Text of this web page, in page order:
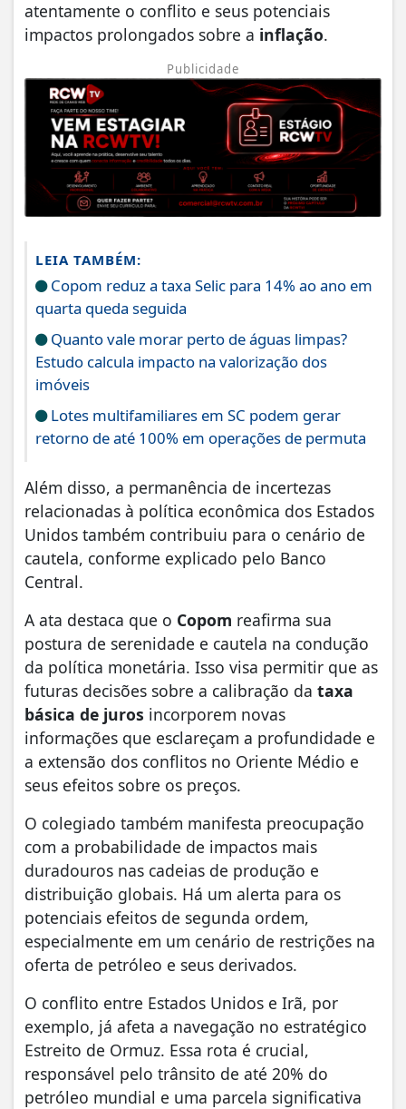
atentamente o conflito e seus potenciais
impactos prolongados sobre a inflação.
Publicidade
LEIA TAMBÉM:
Copom reduz a taxa Selic para 14% ao ano em
quarta queda seguida
Quanto vale morar perto de águas limpas?
Estudo calcula impacto na valorização dos
imóveis
Lotes multifamiliares em SC podem gerar
retorno de até 100% em operações de permuta
Além disso, a permanência de incertezas
relacionadas à política econômica dos Estados
Unidos também contribuiu para o cenário de
cautela, conforme explicado pelo Banco
Central.
A ata destaca que o Copom reafirma sua
postura de serenidade e cautela na condução
da política monetária. Isso visa permitir que as
futuras decisões sobre a calibração da taxa
básica de juros incorporem novas
informações que esclareçam a profundidade e
a extensão dos conflitos no Oriente Médio e
seus efeitos sobre os preços.
O colegiado também manifesta preocupação
com a probabilidade de impactos mais
duradouros nas cadeias de produção e
distribuição globais. Há um alerta para os
potenciais efeitos de segunda ordem,
especialmente em um cenário de restrições na
oferta de petróleo e seus derivados.
O conflito entre Estados Unidos e Irã, por
exemplo, já afeta a navegação no estratégico
Estreito de Ormuz. Essa rota é crucial,
responsável pelo trânsito de até 20% do
petróleo mundial e uma parcela significativa